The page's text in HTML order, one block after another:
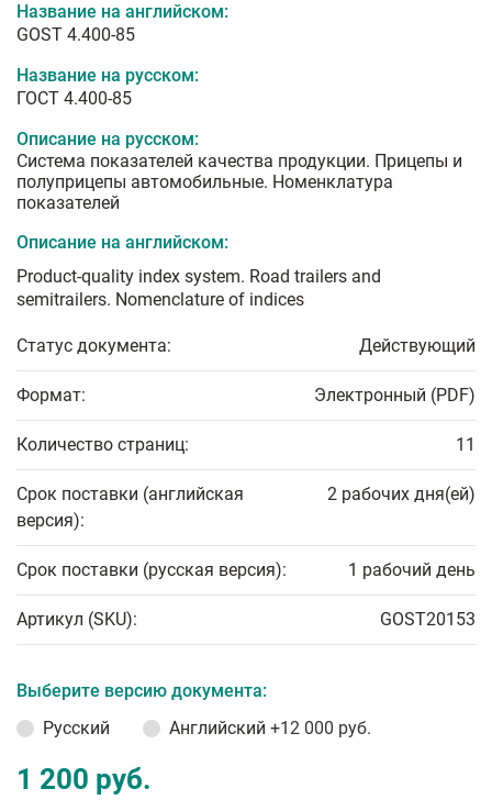
Название на английском:
GOST 4.400-85
Название на русском:
ГОСТ 4.400-85
Описание на русском:
Система показателей качества продукции. Прицепы и
полуприцепы автомобильные. Номенклатура
показателей
Описание на английском:
Product-quality index system. Road trailers and
semitrailers. Nomenclature of indices
Статус документа: Действующий
Формат: Электронный (PDF)
Количество страниц: 11
Срок поставки (английская
версия):
2 рабочих дня(ей)
Срок поставки (русская версия): 1 рабочий день
Артикул (SKU): GOST20153
Выберите версию документа:
Русский
Английский +12 000 руб.
1 200 руб.